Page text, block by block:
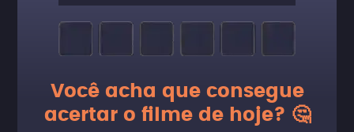
Você acha que consegue
acertar o filme de hoje? 🤔